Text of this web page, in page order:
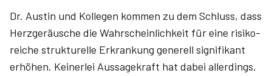
Dr. Austin und Kollegen kommen zu dem Schluss, dass
Herzgeräusche die Wahrscheinlichkeit für eine risiko­
reiche strukturelle Erkrankung generell signifikant
erhöhen. Keinerlei Aussagekraft hat dabei allerdings,